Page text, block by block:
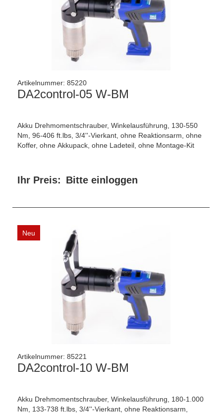
Artikelnummer: 85220
DA2control-05 W-BM
Akku Drehmomentschrauber, Winkelausführung, 130-550
Nm, 96-406 ft.lbs, 3/4''-Vierkant, ohne Reaktionsarm, ohne
Koffer, ohne Akkupack, ohne Ladeteil, ohne Montage-Kit
Ihr Preis: Bitte einloggen
Neu
Artikelnummer: 85221
DA2control-10 W-BM
Akku Drehmomentschrauber, Winkelausführung, 180-1.000
Nm, 133-738 ft.lbs, 3/4''-Vierkant, ohne Reaktionsarm,